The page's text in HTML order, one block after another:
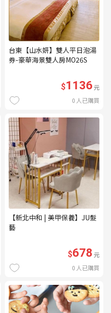
台東【山水妍】雙人平日泡湯
券-豪華海景雙人房MO26S
$1136元
0 人已購買
【新北中和 | 美甲保養】JU髮
藝
$678元
0 人已購買